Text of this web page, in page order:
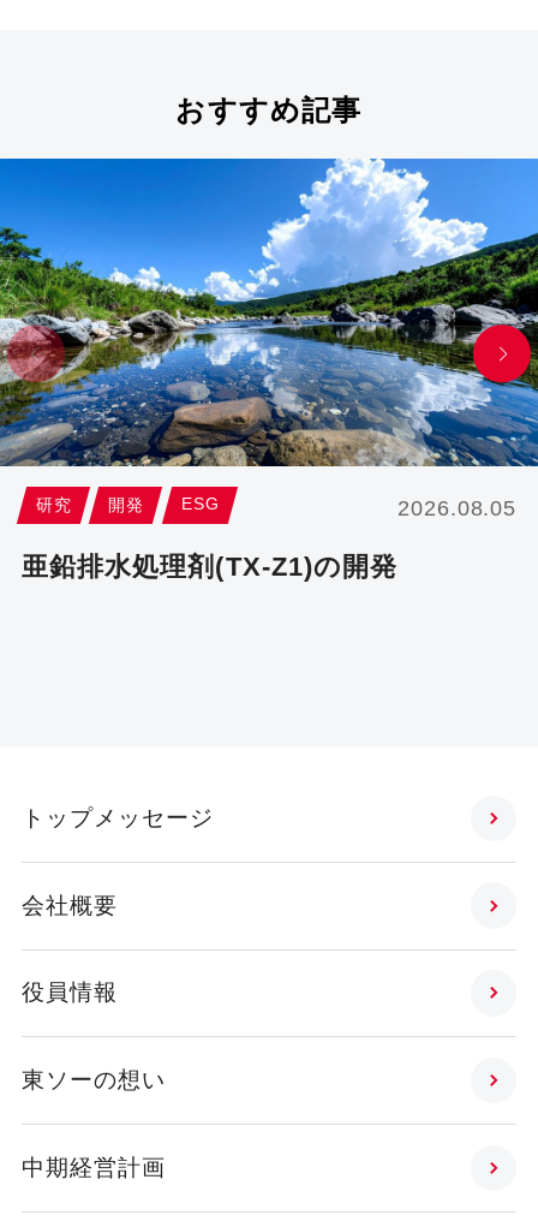
おすすめ記事
研究 開発 ESG 2026.08.05
亜鉛排水処理剤(TX-Z1)の開発
トップメッセージ
会社概要
役員情報
東ソーの想い
中期経営計画